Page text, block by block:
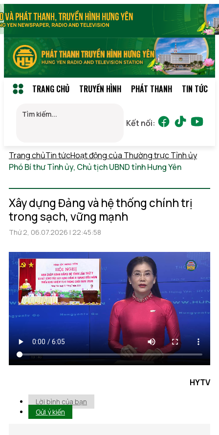
TRANG CHỦ TRUYỀN HÌNH PHÁT THANH TIN TỨC
Kết nối:
Trang chủTin tứcHoạt động của Thường trực Tỉnh ủy
Phó Bí thư Tỉnh ủy, Chủ tịch UBND tỉnh Hưng Yên
Xây dựng Đảng và hệ thống chính trị
trong sạch, vững mạnh
Thứ 2, 06.07.2026 | 22:45:58
HYTV
Lời bình của bạn
Gửi ý kiến